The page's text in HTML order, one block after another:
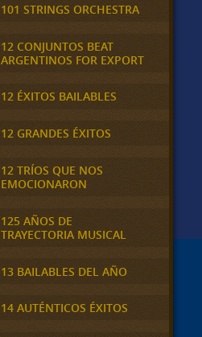
101 STRINGS ORCHESTRA
12 CONJUNTOS BEAT
ARGENTINOS FOR EXPORT
12 ÉXITOS BAILABLES
12 GRANDES ÉXITOS
12 TRÍOS QUE NOS
EMOCIONARON
125 AÑOS DE
TRAYECTORIA MUSICAL
13 BAILABLES DEL AÑO
14 AUTÉNTICOS ÉXITOS